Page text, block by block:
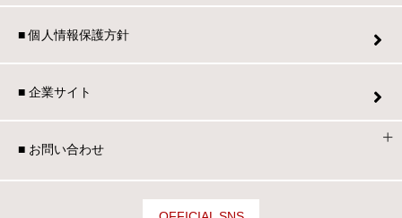
■ 個人情報保護方針
■ 企業サイト
■ お問い合わせ